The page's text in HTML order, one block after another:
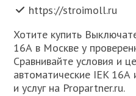
https://stroimoll.ru
Хотите купить
16А в Москве у
Сравнивайте условия и
автоматические IEK
и услуг на Propartner.ru.